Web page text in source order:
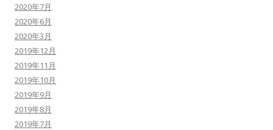
2020年7月
2020年6月
2020年3月
2019年12月
2019年11月
2019年10月
2019年9月
2019年8月
2019年7月